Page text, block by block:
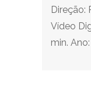
Direção:
Vídeo
min.